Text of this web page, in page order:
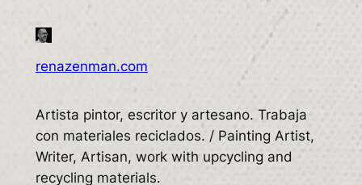
renazenman.com
Artista pintor, escritor y artesano. Trabaja
con materiales reciclados. / Painting Artist,
Writer, Artisan, work with upcycling and
recycling materials.